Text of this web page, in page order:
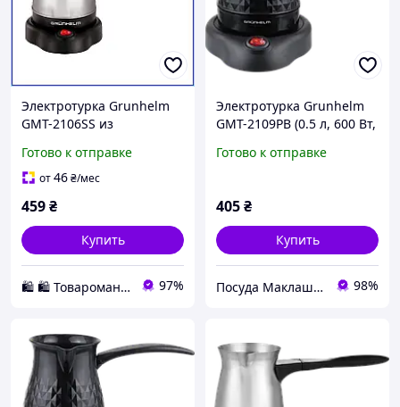
Электротурка Grunhelm
GMT-2106SS из
500мл 600Вт серебристая
с автоотключением для
Готово к отправке
от46₴/мес
459₴
Купить
🛍️ 🛍️ Товаромания 🛍️ 🛍️ 97%
Электротурка Grunhelm
GMT-2109PB (0.5 л, 600 Вт,
Готово к отправке
405₴
Купить
Посуда Маклашевская 98%